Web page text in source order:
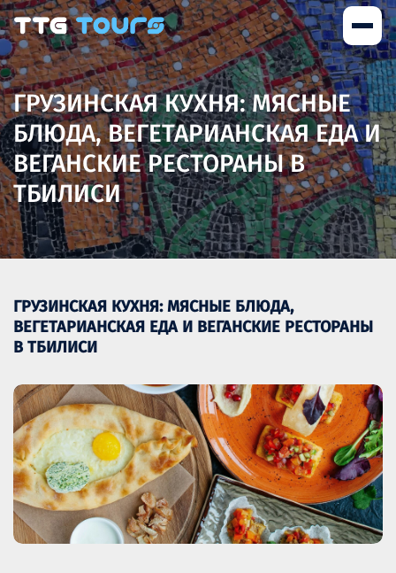
ГРУЗИНСКАЯ КУХНЯ: МЯСНЫЕ
БЛЮДА, ВЕГЕТАРИАНСКАЯ ЕДА И
ВЕГАНСКИЕ РЕСТОРАНЫ В
ТБИЛИСИ
ГРУЗИНСКАЯ КУХНЯ: МЯСНЫЕ БЛЮДА,
ВЕГЕТАРИАНСКАЯ ЕДА И ВЕГАНСКИЕ РЕСТОРАНЫ
В ТБИЛИСИ